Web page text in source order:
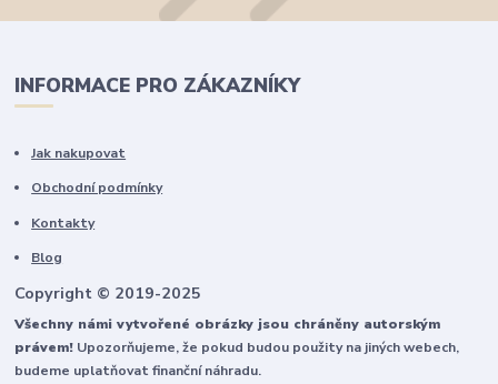
INFORMACE PRO ZÁKAZNÍKY
Jak nakupovat
Obchodní podmínky
Kontakty
Blog
Copyright © 2019-2025
Všechny námi vytvořené obrázky jsou chráněny autorským
právem! Upozorňujeme, že pokud budou použity na jiných webech,
budeme uplatňovat finanční náhradu.